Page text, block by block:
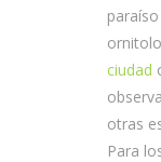
ciudad
otras
Para